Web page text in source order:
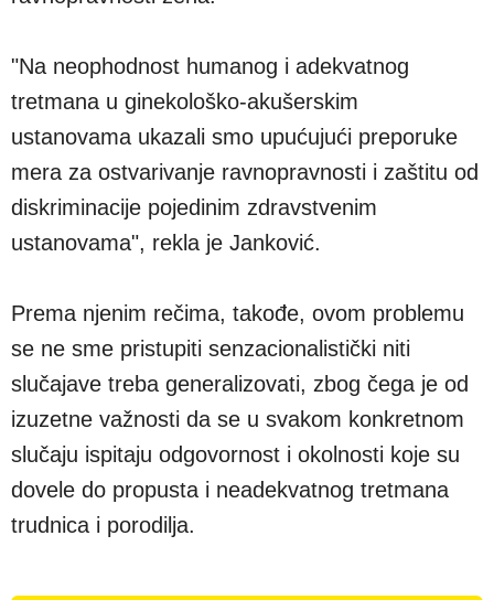
"Na neophodnost humanog i adekvatnog
tretmana u ginekološko-akušerskim
ustanovama ukazali smo upućujući preporuke
mera za ostvarivanje ravnopravnosti i zaštitu od
diskriminacije pojedinim zdravstvenim
ustanovama", rekla je Janković.
Prema njenim rečima, takođe, ovom problemu
se ne sme pristupiti senzacionalistički niti
slučajave treba generalizovati, zbog čega je od
izuzetne važnosti da se u svakom konkretnom
slučaju ispitaju odgovornost i okolnosti koje su
dovele do propusta i neadekvatnog tretmana
trudnica i porodilja.